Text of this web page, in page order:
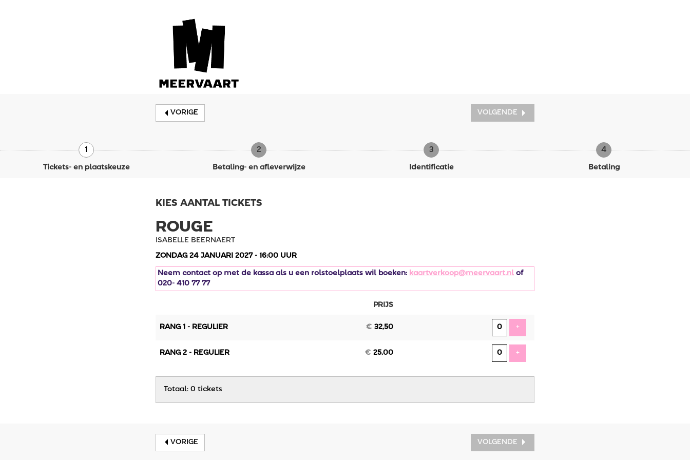
VORIGE VOLGENDE
1
Tickets- en plaatskeuze
2
Betaling- en afleverwijze
3
Identificatie
4
Betaling
KIES AANTAL TICKETS
ROUGE
ISABELLE BEERNAERT
ZONDAG 24 JANUARI 2027 - 16:00 UUR
Neem contact op met de kassa als u een rolstoelplaats wil boeken: kaartverkoop@meervaart.nl of
020- 410 77 77
PRIJS
RANG 1 - REGULIER
€ 32,50 +VOEG TICKET TOE
RANG 2 - REGULIER € 25,00 +VOEG TICKET TOE
Totaal: 0 tickets
VORIGE VOLGENDE